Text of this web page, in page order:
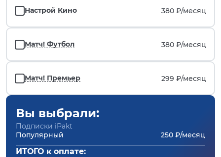
Настрой Кино 380 ₽/месяц
Матч! Футбол 380 ₽/месяц
Матч! Премьер 299 ₽/месяц
Вы выбрали:
Подписки iPakt
Популярный
250 ₽/месяц
ИТОГО к оплате: